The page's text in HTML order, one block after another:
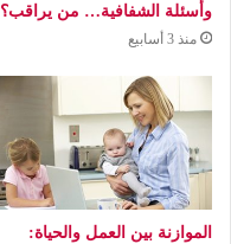
وأسئلة الشفافية… من يراقب؟
منذ 3 أسابيع
الموازنة بين العمل والحياة: